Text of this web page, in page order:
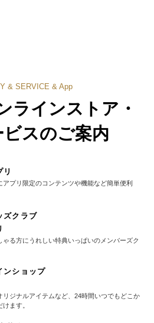
& SERVICE & App
ラインストア・
スのご案内
リ
アプリ限定のコンテンツや機能など簡単便利
ズクラブ
ゃる方に うれしい特典いっぱいの メンバーズク
ンショップ
リジナルアイテムなど、24時間いつでもどこか
ます。